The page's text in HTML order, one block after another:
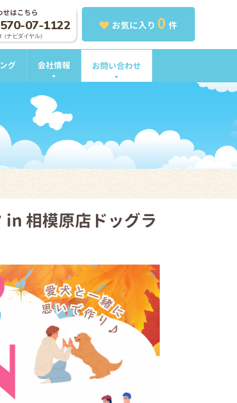
お気に入り 0 件
せはこちら
07-1122
ナビダイヤル）
グ 会社情報 お問い合わせ
相模原店ドッグラ